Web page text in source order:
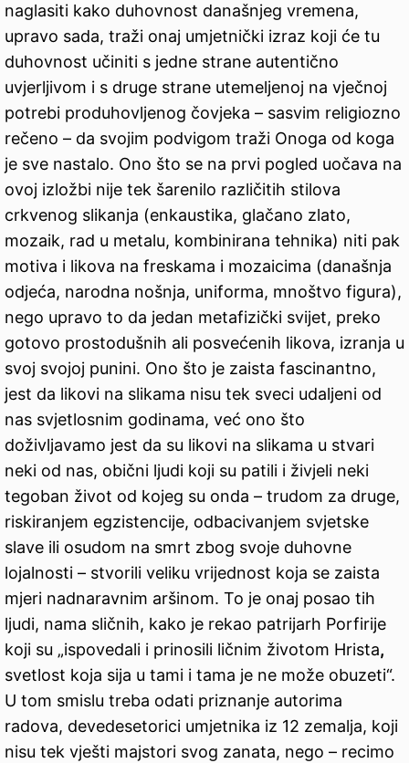
naglasiti kako duhovnost današnjeg vremena,
upravo sada, traži onaj umjetnički izraz koji će tu
duhovnost učiniti s jedne strane autentično
uvjerljivom i s druge strane utemeljenoj na vječnoj
potrebi produhovljenog čovjeka – sasvim religiozno
rečeno – da svojim podvigom traži Onoga od koga
je sve nastalo. Ono što se na prvi pogled uočava na
ovoj izložbi nije tek šarenilo različitih stilova
crkvenog slikanja (enkaustika, glačano zlato,
mozaik, rad u metalu, kombinirana tehnika) niti pak
motiva i likova na freskama i mozaicima (današnja
odjeća, narodna nošnja, uniforma, mnoštvo figura),
nego upravo to da jedan metafizički svijet, preko
gotovo prostodušnih ali posvećenih likova, izranja u
svoj svojoj punini. Ono što je zaista fascinantno,
jest da likovi na slikama nisu tek sveci udaljeni od
nas svjetlosnim godinama, već ono što
doživljavamo jest da su likovi na slikama u stvari
neki od nas, obični ljudi koji su patili i živjeli neki
tegoban život od kojeg su onda – trudom za druge,
riskiranjem egzistencije, odbacivanjem svjetske
slave ili osudom na smrt zbog svoje duhovne
lojalnosti – stvorili veliku vrijednost koja se zaista
mjeri nadnaravnim aršinom. To je onaj posao tih
ljudi, nama sličnih, kako je rekao patrijarh Porfirije
koji su „ispovedali i prinosili ličnim životom Hrista,
svetlost koja sija u tami i tama je ne može obuzeti“.
U tom smislu treba odati priznanje autorima
radova, devedesetorici umjetnika iz 12 zemalja, koji
nisu tek vješti majstori svog zanata, nego – recimo